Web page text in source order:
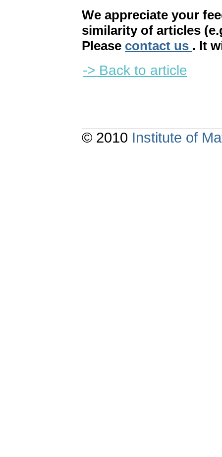
We appreciate your
similarity of articles
Please contact us . It
-> Back to article
© 2010 Institute of